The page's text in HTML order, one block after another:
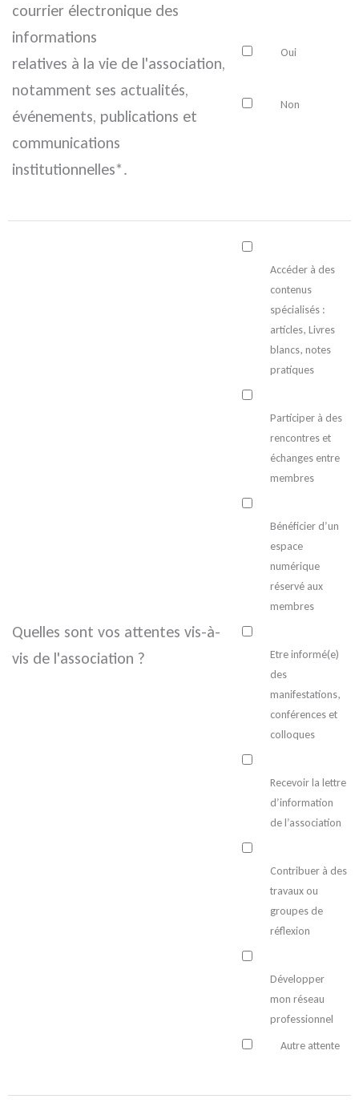
courrier électronique des
informations
relatives à la vie de l'association,
notamment ses actualités,
événements, publications et
communications
institutionnelles*.
Oui
Non
Quelles sont vos attentes vis-à-
vis de l'association ?
Accéder à des
contenus
spécialisés :
articles, Livres
blancs, notes
pratiques
Participer à des
rencontres et
échanges entre
membres
Bénéficier d’un
espace
numérique
réservé aux
membres
Etre informé(e)
des
manifestations,
conférences et
colloques
Recevoir la lettre
d’information
de l’association
Contribuer à des
travaux ou
groupes de
réflexion
Développer
mon réseau
professionnel
Autre attente